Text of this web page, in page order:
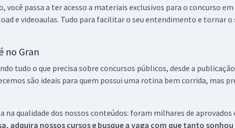
você passa a ter acesso a materiais exclusivos para o concurso
e videoaulas. Tudo para facilitar o seu entendimento e tornar
no Gran
tudo o que precisa sobre concursos públicos, desde a
são ideais para quem possui uma rotina bem corrida, mas
na qualidade dos nossos conteúdos: foram milhares de aprovados
adquira nossos cursos e busque a vaga com que tanto